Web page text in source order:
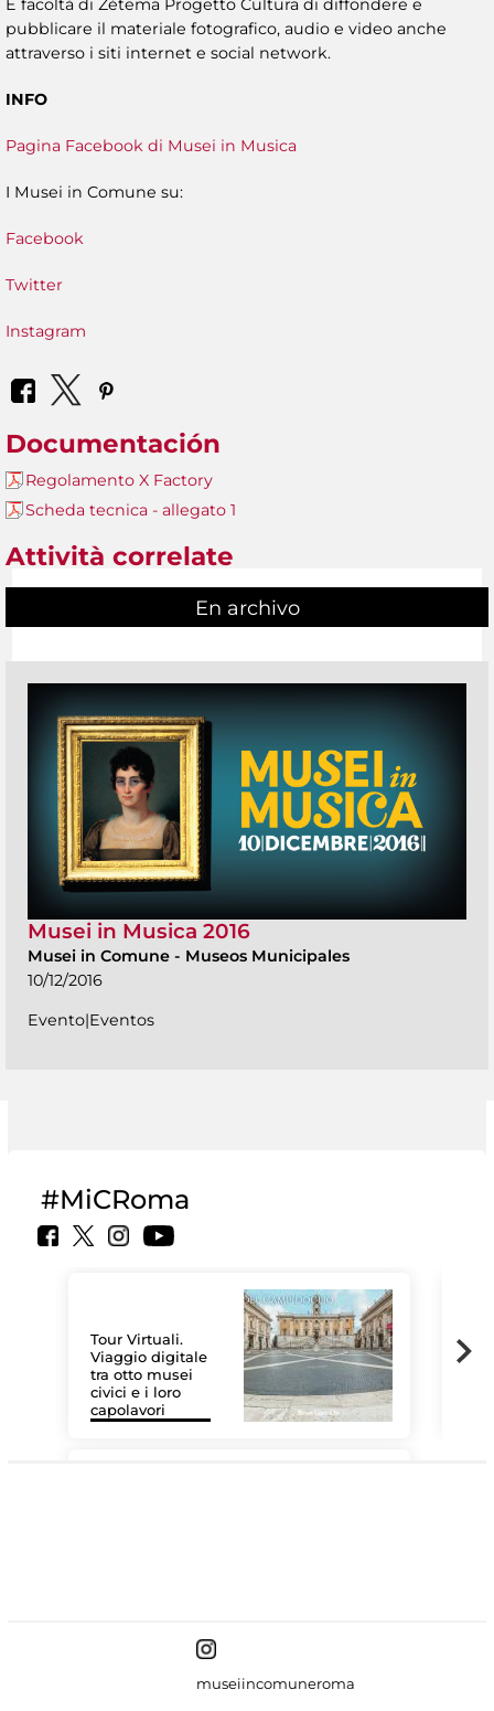
È facoltà di Zètema Progetto Cultura di diffondere e
pubblicare il materiale fotografico, audio e video anche
attraverso i siti internet e social network.
INFO
Pagina Facebook di Musei in Musica
I Musei in Comune su:
Facebook
Twitter
Instagram
Documentación
Regolamento X Factory
Scheda tecnica - allegato 1
Attività correlate
En archivo
Musei in Musica 2016
Musei in Comune - Museos Municipales
10/12/2016
Evento|Eventos
#MiCRoma
Tour Virtuali.
Viaggio digitale
tra otto musei
civici e i loro
capolavori
museiincomuneroma